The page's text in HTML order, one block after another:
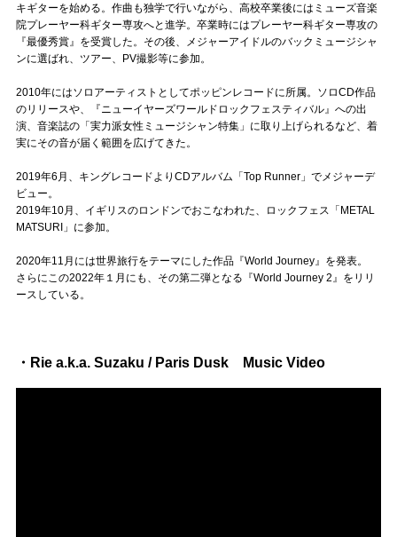
キギターを始める。作曲も独学で行いながら、高校卒業後にはミューズ音楽
院プレーヤー科ギター専攻へと進学。卒業時にはプレーヤー科ギター専攻の
『最優秀賞』を受賞した。その後、メジャーアイドルのバックミュージシャ
ンに選ばれ、ツアー、PV撮影等に参加。
2010年にはソロアーティストとしてポッピンレコードに所属。ソロCD作品
のリリースや、『ニューイヤーズワールドロックフェスティバル』への出
演、音楽誌の「実力派女性ミュージシャン特集」に取り上げられるなど、着
実にその音が届く範囲を広げてきた。
2019年6月、キングレコードよりCDアルバム「Top Runner」でメジャーデ
ビュー。
2019年10月、イギリスのロンドンでおこなわれた、ロックフェス「METAL
MATSURI」に参加。
2020年11月には世界旅行をテーマにした作品『World Journey』を発表。
さらにこの2022年１月にも、その第二弾となる『World Journey 2』をリリ
ースしている。
・Rie a.k.a. Suzaku / Paris Dusk Music Video